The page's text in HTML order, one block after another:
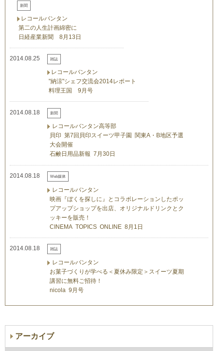
新聞
レコールバンタン
第二の人生計画綿密に
日経産業新聞 8月13日
2014.08.25 雑誌
レコールバンタン
"納涼"シェフ交流会2014レポート
料理王国 9月号
2014.08.18 新聞
レコールバンタン高等部
貝印 第7回貝印スイーツ甲子園 関東A・B地区予選
大会開催
石鹸日用品新報 7月30日
2014.08.18 Web媒体
レコールバンタン
映画『ぼくを探しに』とコラボレーションしたポッ
プアップショップを出店、オリジナルドリンクとク
ッキーを販売！
CINEMA TOPICS ONLINE 8月1日
2014.08.18 雑誌
レコールバンタン
お菓子づくりが学べる＜夏休み限定＞スイーツ夏期
講習に無料ご招待！
nicola 9月号
アーカイブ